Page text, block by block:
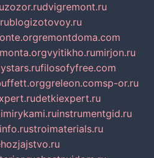
zozor.rudvigremont.ru
blogizotovoy.ru
remontdoma.com
vyitikho.rumirjon.ru
filosofyfree.com
greleon.comsp-or.ru
detkiexpert.ru
instrumentgid.ru
stroimaterials.ru